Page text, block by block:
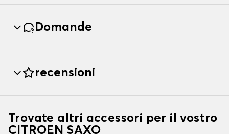
Domande
recensioni
Trovate altri accessori per il vostro
CITROEN SAXO